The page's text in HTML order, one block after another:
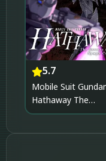
5.7
Mobile Suit
Hathaway The
Sorcery of Nymph
ออฟ นิมฟ์ เซอร์ซี